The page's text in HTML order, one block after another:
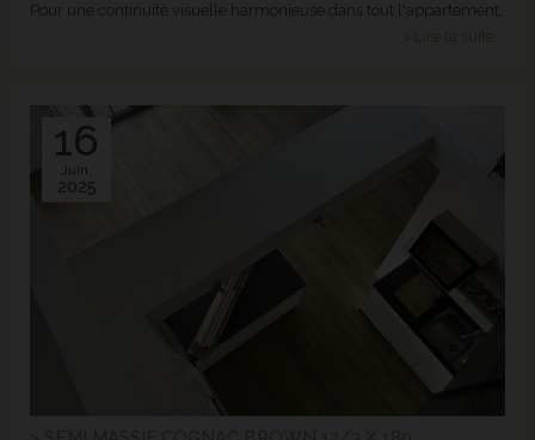
Pour une continuité visuelle harmonieuse dans tout l'appartement.
> Lire la suite...
16
Juin.
2025